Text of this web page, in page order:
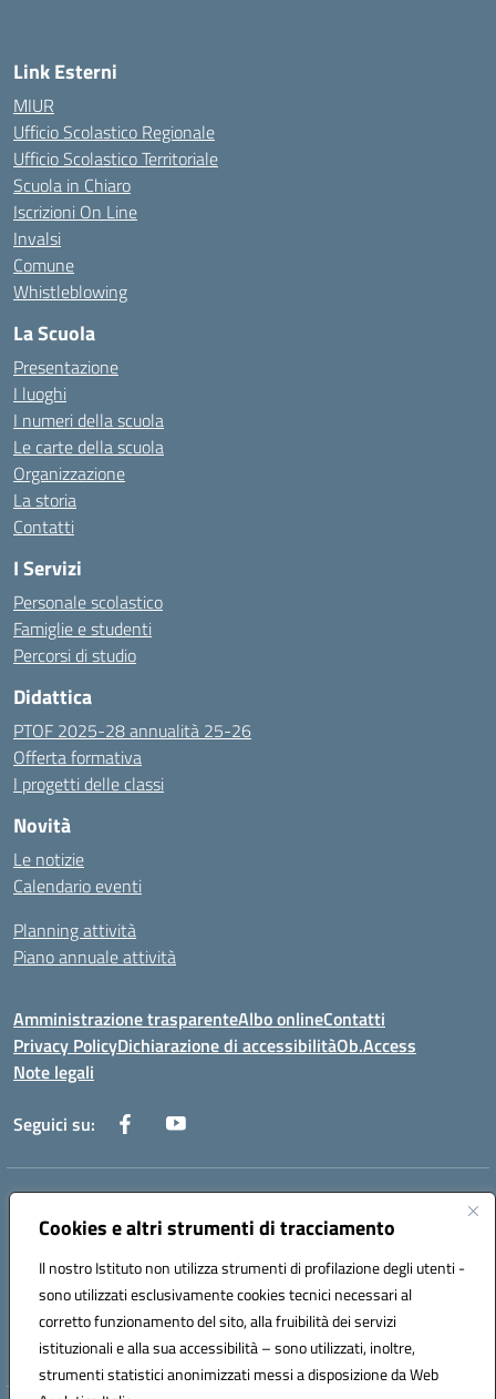
Cookies e altri strumenti di tracciamento
Il nostro Istituto non utilizza strumenti di profilazione degli utenti -
sono utilizzati esclusivamente cookies tecnici necessari al
corretto funzionamento del sito, alla fruibilità dei servizi
istituzionali e alla sua accessibilità – sono utilizzati, inoltre,
strumenti statistici anonimizzati messi a disposizione da Web
Link Esterni
MIUR
Ufficio Scolastico Regionale
Ufficio Scolastico Territoriale
Scuola in Chiaro
Iscrizioni On Line
Invalsi
Comune
Whistleblowing
La Scuola
Presentazione
I luoghi
I numeri della scuola
Le carte della scuola
Organizzazione
La storia
Contatti
I Servizi
Personale scolastico
Famiglie e studenti
Percorsi di studio
Didattica
PTOF 2025-28 annualità 25-26
Offerta formativa
I progetti delle classi
Novità
Le notizie
Calendario eventi
Planning attività
Piano annuale attività
Amministrazione trasparenteAlbo onlineContatti
Privacy PolicyDichiarazione di accessibilitàOb.Access
Note legali
Seguici su:
Indirizzo:
Centralino:0733/815931 - 0733/784180
Posta elettronica certificata (PEC):MCIS00200P@pec.istruzione.it
Codice fiscale: 80006860433
Codice meccanografico: MCIS00200P